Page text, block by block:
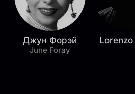
Джун Форэй
June Foray